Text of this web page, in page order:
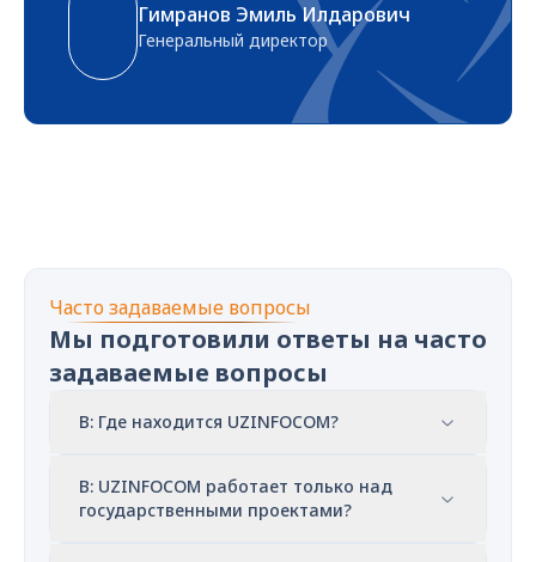
Гимранов Эмиль Илдарович
Генеральный директор
Часто задаваемые вопросы
Мы подготовили ответы на часто
задаваемые вопросы
В: Где находится UZINFOCOM?
В: UZINFOCOM работает только над
государственными проектами?